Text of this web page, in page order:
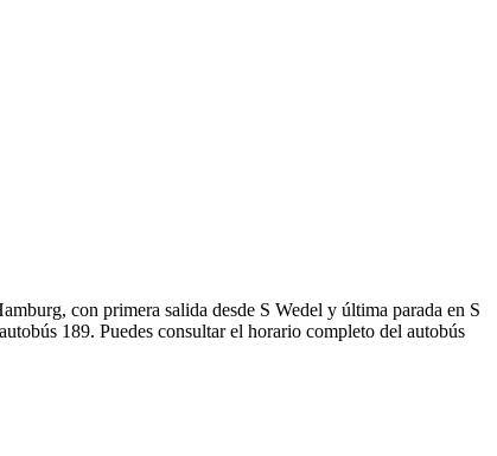
con primera salida desde S Wedel y última parada en S
189. Puedes consultar el horario completo del autobús